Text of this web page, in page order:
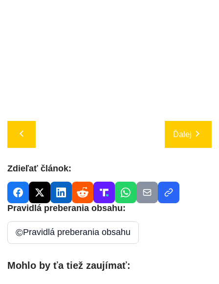
Ďalej
Zdieľať článok:
Pravidlá preberania obsahu:
©Pravidlá preberania obsahu
Mohlo by ťa tiež zaujímať: